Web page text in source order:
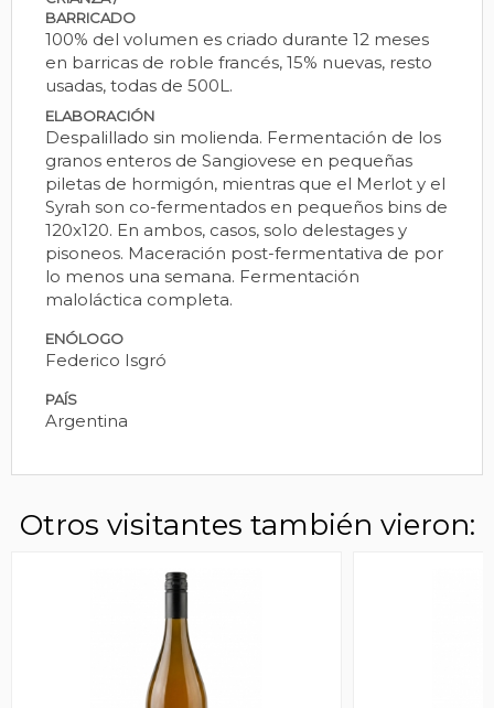
BARRICADO
100% del volumen es criado durante 12 meses
en barricas de roble francés, 15% nuevas, resto
usadas, todas de 500L.
ELABORACIÓN
Despalillado sin molienda. Fermentación de los
granos enteros de Sangiovese en pequeñas
piletas de hormigón, mientras que el Merlot y el
Syrah son co-fermentados en pequeños bins de
120x120. En ambos, casos, solo delestages y
pisoneos. Maceración post-fermentativa de por
lo menos una semana. Fermentación
maloláctica completa.
ENÓLOGO
Federico Isgró
PAÍS
Argentina
Otros visitantes también vieron: